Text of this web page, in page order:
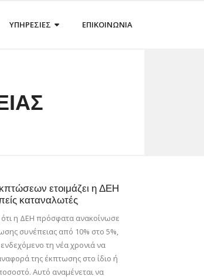
ΥΠΗΡΕΣΙΕΣ ΕΠΙΚΟΙΝΩΝΙΑ
ετοιμάζει η ΔΕΗ
καταναλωτές
η ΔΕΗ πρόσφατα ανακοίνωσε
συνέπειας από 10% στο 5%,
τη νέα χρονιά να
της έκπτωσης στο ίδιο ή
Αυτό αναμένεται να